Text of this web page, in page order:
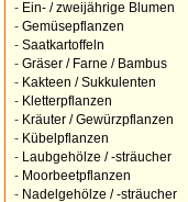
- Ein- / zweijährige Blumen
- Gemüsepflanzen
- Saatkartoffeln
- Gräser / Farne / Bambus
- Kakteen / Sukkulenten
- Kletterpflanzen
- Kräuter / Gewürzpflanzen
- Kübelpflanzen
-
Laubgehölze / -sträucher
- Moorbeetpflanzen
- Nadelgehölze / -sträucher